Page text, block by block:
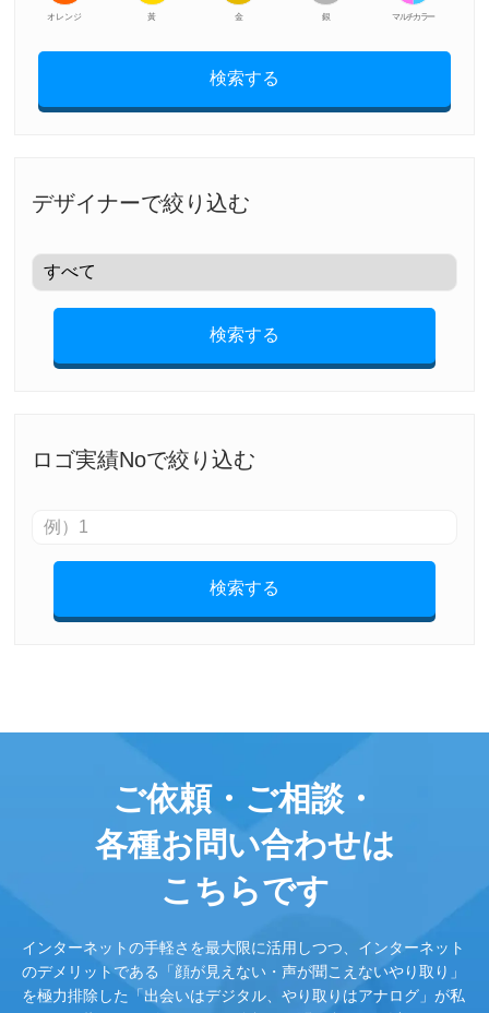
オレンジ 黃 金 銀 マルチカラー
検索する
デザイナーで絞り込む
検索する
ロゴ実績Noで絞り込む
検索する
ご依頼・ご相談・
各種お問い合わせは
こちらです
インターネットの手軽さを最大限に活用しつつ、インターネット
のデメリットである「顔が見えない・声が聞こえないやり取り」
を極力排除した「出会いはデジタル、やり取りはアナログ」が私